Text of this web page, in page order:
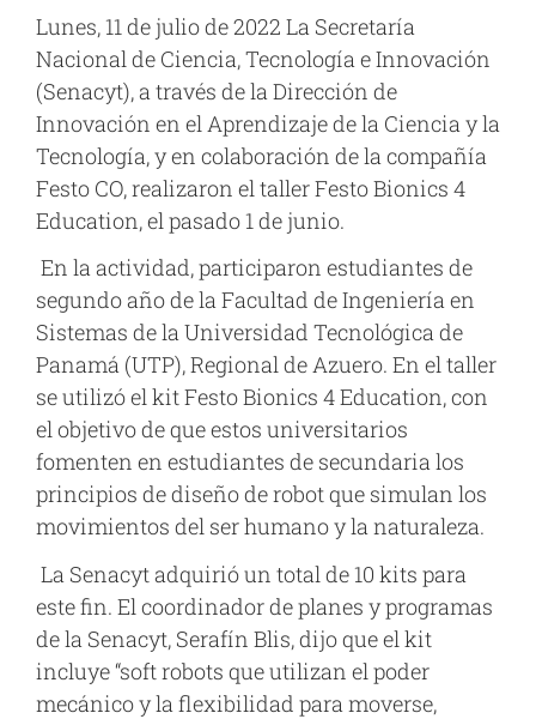
Lunes, 11 de julio de 2022 La Secretaría
Nacional de Ciencia, Tecnología e Innovación
(Senacyt), a través de la Dirección de
Innovación en el Aprendizaje de la Ciencia y la
Tecnología, y en colaboración de la compañía
Festo CO, realizaron el taller Festo Bionics 4
Education, el pasado 1 de junio.
En la actividad, participaron estudiantes de
segundo año de la Facultad de Ingeniería en
Sistemas de la Universidad Tecnológica de
Panamá (UTP), Regional de Azuero. En el taller
se utilizó el kit Festo Bionics 4 Education, con
el objetivo de que estos universitarios
fomenten en estudiantes de secundaria los
principios de diseño de robot que simulan los
movimientos del ser humano y la naturaleza.
La Senacyt adquirió un total de 10 kits para
este fin. El coordinador de planes y programas
de la Senacyt, Serafín Blis, dijo que el kit
incluye “soft robots que utilizan el poder
mecánico y la flexibilidad para moverse,